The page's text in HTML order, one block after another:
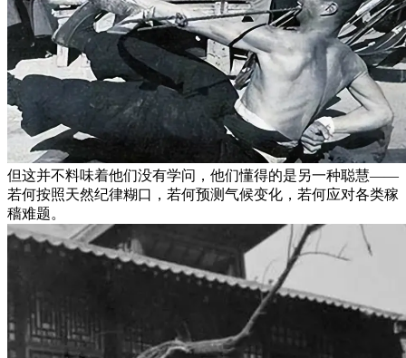
但这并不料味着他们没有学问，他们懂得的是另一种聪慧——
若何按照天然纪律糊口，若何预测气候变化，若何应对各类稼
穑难题。